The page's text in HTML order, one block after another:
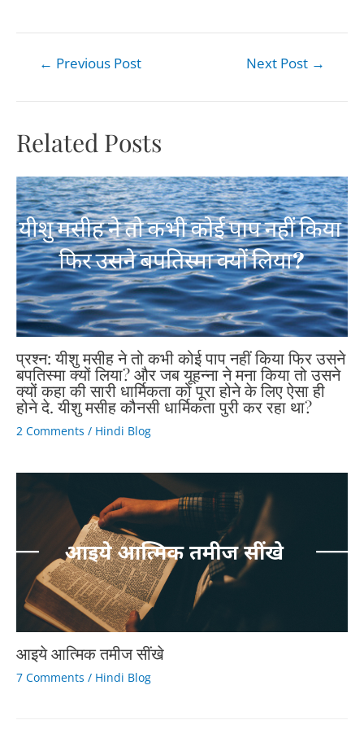
← Previous Post Next Post →
Related Posts
प्रश्न: यीशु मसीह ने तो कभी कोई पाप नहीं किया फिर उसने
बपतिस्मा क्यों लिया? और जब यूहन्ना ने मना किया तो उसने
क्यों कहा की सारी धार्मिकता को पूरा होने के लिए ऐसा ही
होने दे. यीशु मसीह कौनसी धार्मिकता पुरी कर रहा था?
2 Comments / Hindi Blog
आइये आत्मिक तमीज सींखे
7 Comments / Hindi Blog